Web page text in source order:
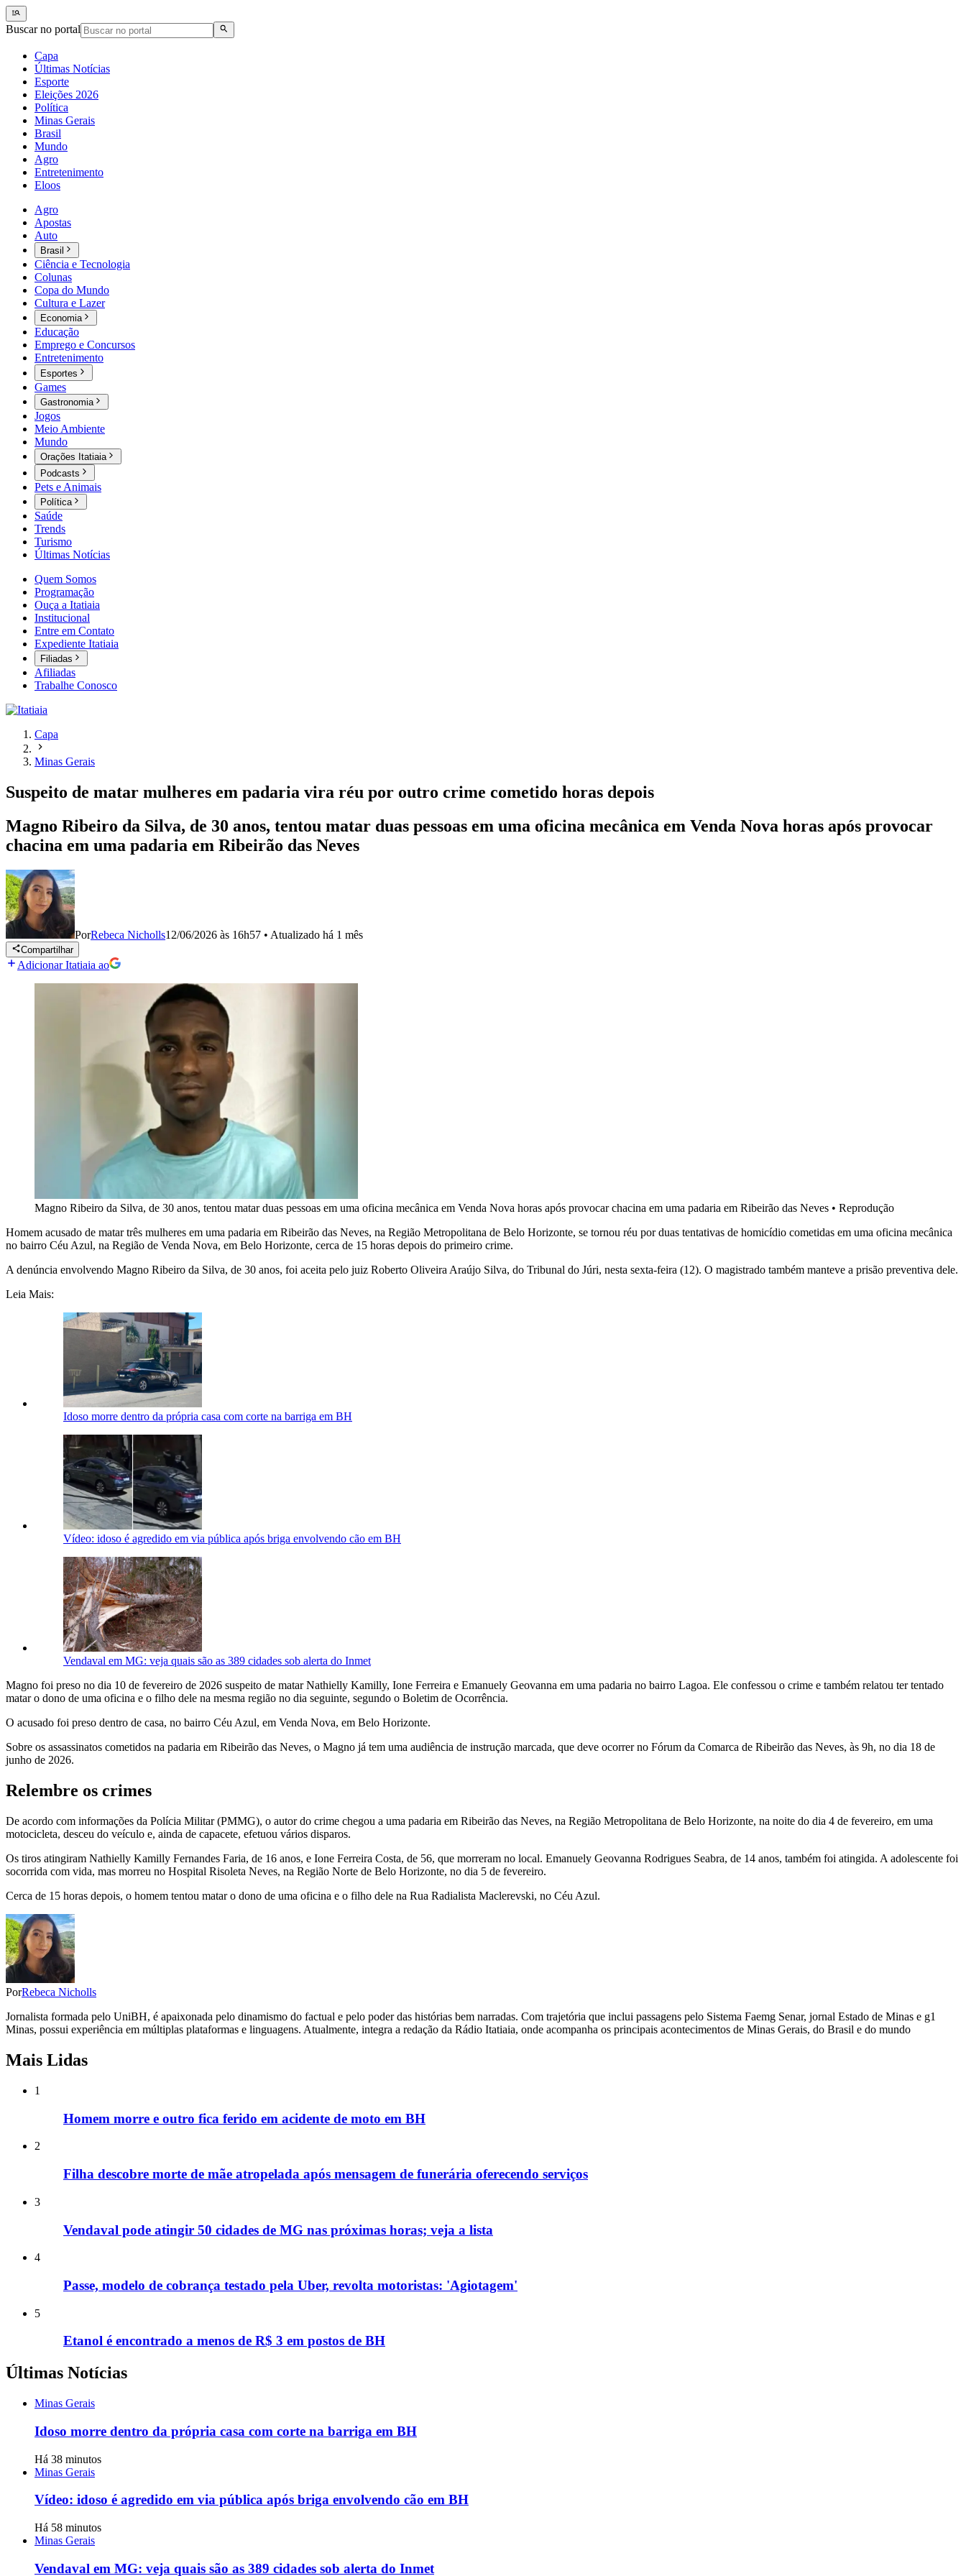
Buscar no portal
Capa
Últimas Notícias
Esporte
Eleições 2026
Política
Minas Gerais
Brasil
Mundo
Agro
Entretenimento
Eloos
Agro
Apostas
Auto
Brasil
Ciência e Tecnologia
Colunas
Copa do Mundo
Cultura e Lazer
Economia
Educação
Emprego e Concursos
Entretenimento
Esportes
Games
Gastronomia
Jogos
Meio Ambiente
Mundo
Orações Itatiaia
Podcasts
Pets e Animais
Política
Saúde
Trends
Turismo
Últimas Notícias
Quem Somos
Programação
Ouça a Itatiaia
Institucional
Entre em Contato
Expediente Itatiaia
Filiadas
Afiliadas
Trabalhe Conosco
Capa
Minas Gerais
Suspeito de matar mulheres em padaria vira réu por outro crime cometido horas depois
Magno Ribeiro da Silva, de 30 anos, tentou matar duas pessoas em uma oficina mecânica em Venda Nova horas após provocar
chacina em uma padaria em Ribeirão das Neves
PorRebeca Nicholls12/06/2026 às 16h57 • Atualizado há 1 mês
Compartilhar
Adicionar Itatiaia ao
Magno Ribeiro da Silva, de 30 anos, tentou matar duas pessoas em uma oficina mecânica em Venda Nova horas após provocar chacina em uma padaria em Ribeirão das Neves • Reprodução
Homem acusado de matar três mulheres em uma padaria em Ribeirão das Neves, na Região Metropolitana de Belo Horizonte, se tornou réu por duas tentativas de homicídio cometidas em uma oficina mecânica
no bairro Céu Azul, na Região de Venda Nova, em Belo Horizonte, cerca de 15 horas depois do primeiro crime.
A denúncia envolvendo Magno Ribeiro da Silva, de 30 anos, foi aceita pelo juiz Roberto Oliveira Araújo Silva, do Tribunal do Júri, nesta sexta-feira (12). O magistrado também manteve a prisão preventiva dele.
Leia Mais:
Idoso morre dentro da própria casa com corte na barriga em BH
Vídeo: idoso é agredido em via pública após briga envolvendo cão em BH
Vendaval em MG: veja quais são as 389 cidades sob alerta do Inmet
Magno foi preso no dia 10 de fevereiro de 2026 suspeito de matar Nathielly Kamilly, Ione Ferreira e Emanuely Geovanna em uma padaria no bairro Lagoa. Ele confessou o crime e também relatou ter tentado
matar o dono de uma oficina e o filho dele na mesma região no dia seguinte, segundo o Boletim de Ocorrência.
O acusado foi preso dentro de casa, no bairro Céu Azul, em Venda Nova, em Belo Horizonte.
Sobre os assassinatos cometidos na padaria em Ribeirão das Neves, o Magno já tem uma audiência de instrução marcada, que deve ocorrer no Fórum da Comarca de Ribeirão das Neves, às 9h, no dia 18 de
junho de 2026.
Relembre os crimes
De acordo com informações da Polícia Militar (PMMG), o autor do crime chegou a uma padaria em Ribeirão das Neves, na Região Metropolitana de Belo Horizonte, na noite do dia 4 de fevereiro, em uma
motocicleta, desceu do veículo e, ainda de capacete, efetuou vários disparos.
Os tiros atingiram Nathielly Kamilly Fernandes Faria, de 16 anos, e Ione Ferreira Costa, de 56, que morreram no local. Emanuely Geovanna Rodrigues Seabra, de 14 anos, também foi atingida. A adolescente foi
socorrida com vida, mas morreu no Hospital Risoleta Neves, na Região Norte de Belo Horizonte, no dia 5 de fevereiro.
Cerca de 15 horas depois, o homem tentou matar o dono de uma oficina e o filho dele na Rua Radialista Maclerevski, no Céu Azul.
PorRebeca Nicholls
Jornalista formada pelo UniBH, é apaixonada pelo dinamismo do factual e pelo poder das histórias bem narradas. Com trajetória que inclui passagens pelo Sistema Faemg Senar, jornal Estado de Minas e g1
Minas, possui experiência em múltiplas plataformas e linguagens. Atualmente, integra a redação da Rádio Itatiaia, onde acompanha os principais acontecimentos de Minas Gerais, do Brasil e do mundo
Mais Lidas
1
Homem morre e outro fica ferido em acidente de moto em BH
2
Filha descobre morte de mãe atropelada após mensagem de funerária oferecendo serviços
3
Vendaval pode atingir 50 cidades de MG nas próximas horas; veja a lista
4
Passe, modelo de cobrança testado pela Uber, revolta motoristas: 'Agiotagem'
5
Etanol é encontrado a menos de R$ 3 em postos de BH
Últimas Notícias
Minas Gerais
Idoso morre dentro da própria casa com corte na barriga em BH
Há 38 minutos
Minas Gerais
Vídeo: idoso é agredido em via pública após briga envolvendo cão em BH
Há 58 minutos
Minas Gerais
Vendaval em MG: veja quais são as 389 cidades sob alerta do Inmet